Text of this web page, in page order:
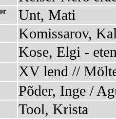
Unt, Mati
Komissarov,
Kose, Elgi -
XV lend //
Põder, Inge /
Tool, Krista